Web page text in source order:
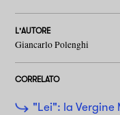
L'AUTORE
Giancarlo Polenghi
CORRELATO
"Lei": la